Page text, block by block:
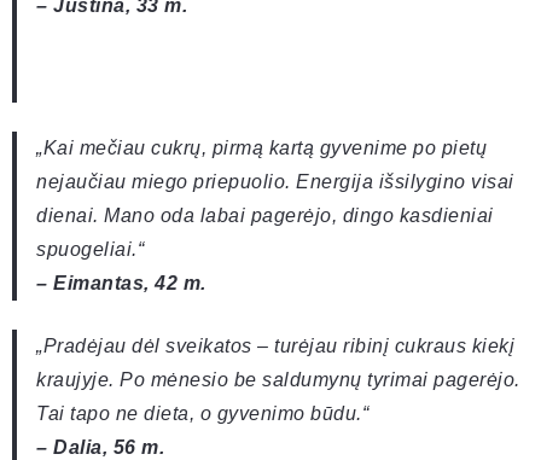
– Justina, 33 m.
„Kai mečiau cukrų, pirmą kartą gyvenime po pietų
nejaučiau miego priepuolio. Energija išsilygino visai
dienai. Mano oda labai pagerėjo, dingo kasdieniai
spuogeliai.“
– Eimantas, 42 m.
„Pradėjau dėl sveikatos – turėjau ribinį cukraus kiekį
kraujyje. Po mėnesio be saldumynų tyrimai pagerėjo.
Tai tapo ne dieta, o gyvenimo būdu.“
– Dalia, 56 m.